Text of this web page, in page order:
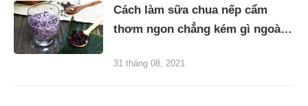
Cách làm sữa chua nếp cẩm
thơm ngon chẳng kém gì ngoài
31 tháng 08, 2021